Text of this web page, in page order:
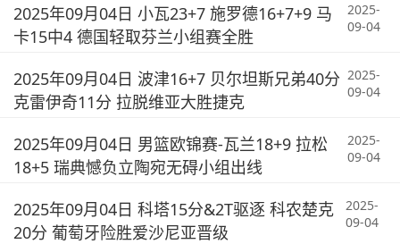
2025年09月04日 小瓦23+7 施罗德16+7+9 马
卡15中4 德国轻取芬兰小组赛全胜
2025-
09-04
2025年09月04日 波津16+7 贝尔坦斯兄弟40分
克雷伊奇11分 拉脱维亚大胜捷克
2025-
09-04
2025年09月04日 男篮欧锦赛-瓦兰18+9 拉松
18+5 瑞典憾负立陶宛无碍小组出线
2025-
09-04
2025年09月04日 科塔15分&2T驱逐 科农楚克
20分 葡萄牙险胜爱沙尼亚晋级
2025-
09-04